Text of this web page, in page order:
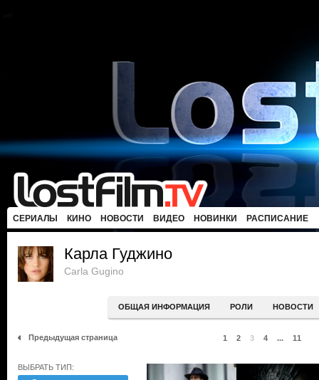
СЕРИАЛЫ КИНО НОВОСТИ ВИДЕО НОВИНКИ РАСПИСАНИЕ
Карла Гуджино
Carla Gugino
ОБЩАЯ ИНФОРМАЦИЯ РОЛИ НОВОСТИ
Предыдущая страница 1 2 3 4 ... 11
ВЫБРАТЬ ТИП: